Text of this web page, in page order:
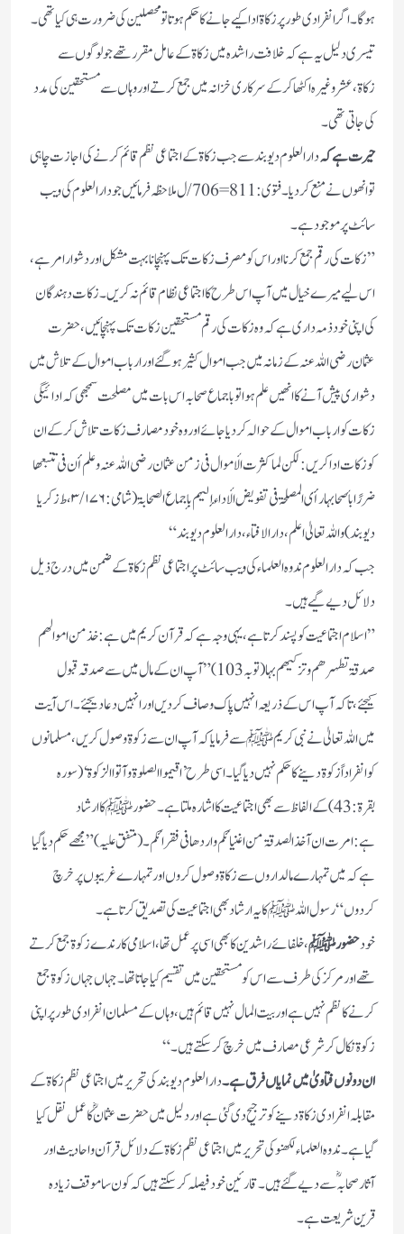
ہوگا۔اگر انفرادی طور پر زکاۃ ادا کیے جانے کا حکم ہوتا تو محصلین کی ضرورت ہی کیا تھی۔
تیسری دلیل یہ ہے کہ خلافت راشدہ میں زکاۃ کے عامل مقرر تھے جو لوگوں سے
زکاۃ،عشر وغیرہ اکٹھا کرکے سرکاری خزانہ میں جمع کرتے اور وہاں سے مستحقین کی مدد
کی جاتی تھی۔
حیرت ہے کہدارالعلوم دیوبند سے جب زکاۃ کے اجتماعی نظم قائم کرنے کی اجازت چاہی
تو انھوں نے منع کردیا۔فتوی: 811=706/ل ملاحظہ فرمائیں جو دارالعلوم کی ویب
سائٹ پر موجود ہے۔
”زکات کی رقم جمع کرنا اور اس کو مصرف زکات تک پہنچانا بہت مشکل اور دشوار امر ہے،
اس لیے میرے خیال میں آپ اس طرح کا اجتماعی نظام قائم نہ کریں۔ زکات دہندگان
کی اپنی خود ذمہ داری ہے کہ وہ زکات کی رقم مستحقین زکات تک پہنچائیں، حضرت
عثمان رضی اللہ عنہ کے زمانہ میں جب اموال کثیر ہوگئے اور ارباب اموال کے تلاش میں
دشواری پیش آنے کا انھیں علم ہوا تو باجماع صحابہ اس بات میں مصلحت سمجھی کہ ادائیگی
زکات کو ارباب اموال کے حوالہ کردیا جائے اور وہ خود مصارف زکات تلاش کرکے ان
کو زکات ادا کریں: لکن لما کثرت الأموال فی زمن عثمان رضی اللہ عنہ وعلم أن فی تتبعھا
ضررًا بأصحابہا رأی المصلحۃ فی تفویض الأداء إلیہم بإجماع الصحابۃ (شامی: ۳/۱۷۶، ط زکریا
دیوبند)واللہ تعالیٰ اعلم، دارالافتاء،دارالعلوم دیوبند“
جب کہ دارالعلوم ندوہ العلماء کی ویب سائٹ پر اجتماعی نظم زکاۃ کے ضمن میں درج ذیل
دلائل دیے گیے ہیں۔
”اسلام اجتماعیت کو پسند کرتا ہے، یہی وجہ ہے کہ قرآن کریم میں ہے:خذ من اموالھم
صدقۃ تطہرھم وتزکیھم بہا(توبہ 103)”آپ ان کے مال میں سے صدقہ قبول
کیجئے،تاکہ آپ اس کے ذریعہ انہیں پاک وصاف کردیں اور انہیں دعادیجئے۔اس آیت
میں اللہ تعالیٰ نے نبی کریم ﷺسے فرمایا کہ آپ ان سے زکوۃ وصول کریں، مسلمانوں
کوانفراداً زکوۃ دینے کا حکم نہیں دیا گیا۔اسی طرح’اقیموا الصلوۃ وآتوا الزکوۃ‘ (سورہ
بقرۃ: 43)کے الفاظ سے بھی اجتماعیت کا اشارہ ملتا ہے۔حضورﷺ کا ارشاد
ہے:امرت ان آخذ الصدقۃ من اغنیائکم واردھا فی فقرائکم۔(متفق علیہ)”مجھے حکم دیا گیا
ہے کہ میں تمہارے مالداروں سے زکاۃ وصول کروں اور تمہارے غریبوں پر خرچ
کردوں“رسول اللہ ﷺ کایہ ارشاد بھی اجتماعیت کی تصدیق کرتا ہے۔
خودحضورﷺ،خلفائے راشدین کا بھی اسی پر عمل تھا، اسلامی کارندے زکوۃ جمع کرتے
تھے اور مرکز کی طرف سے اس کو مستحقین میں تقسیم کیا جاتا تھا۔جہاں جہاں زکوۃ جمع
کرنے کا نظم نہیں ہے اور بیت المال نہیں قائم ہیں،وہاں کے مسلمان انفرادی طور پر اپنی
زکوۃ نکال کر شرعی مصارف میں خرچ کرسکتے ہیں۔“
ان دونوں فتاویٰ میں نمایاں فرق ہے۔دارالعلوم دیوبند کی تحریر میں اجتماعی نظم زکاۃ کے
مقابلہ انفرادی زکاۃ دینے کو ترجیح دی گئی ہے اور دلیل میں حضرت عثمان ؓ کا عمل نقل کیا
گیا ہے۔ندوہ العلماء لکھنو کی تحریر میں اجتماعی نظم زکاۃ کے دلائل قرآن و احادیث اور
آثار صحابہ ؓ سے دیے گئے ہیں۔قارئین خود فیصلہ کرسکتے ہیں کہ کون سا موقف زیادہ
قرین شریعت ہے۔